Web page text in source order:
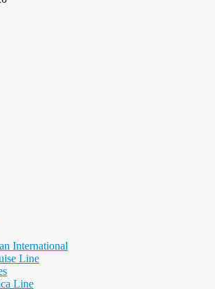
International
Line
Line